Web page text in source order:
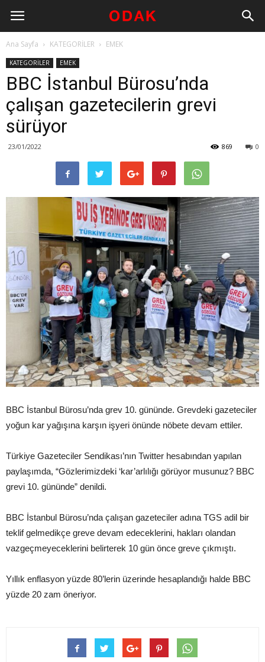
Ana Sayfa KATEGORİLER EMEK
KATEGORİLER EMEK
BBC İstanbul Bürosu’nda
çalışan gazetecilerin grevi
sürüyor
23/01/2022 0
869
BBC İstanbul Bürosu’nda grev 10. gününde. Grevdeki gazeteciler
yoğun kar yağışına karşın işyeri önünde nöbete devam ettiler.
Türkiye Gazeteciler Sendikası’nın Twitter hesabından yapılan
paylaşımda, “Gözlerimizdeki ‘kar’arlılığı görüyor musunuz? BBC
grevi 10. gününde” denildi.
BBC İstanbul Bürosu’nda çalışan gazeteciler adına TGS adil bir
teklif gelmedikçe greve devam edeceklerini, hakları olandan
vazgeçmeyeceklerini belirterek 10 gün önce greve çıkmıştı.
Yıllık enflasyon yüzde 80’lerin üzerinde hesaplandığı halde BBC
yüzde 20 zam öneriyor.